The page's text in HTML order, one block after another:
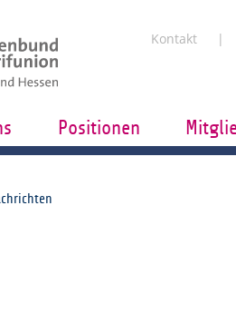
Kontakt
Positionen